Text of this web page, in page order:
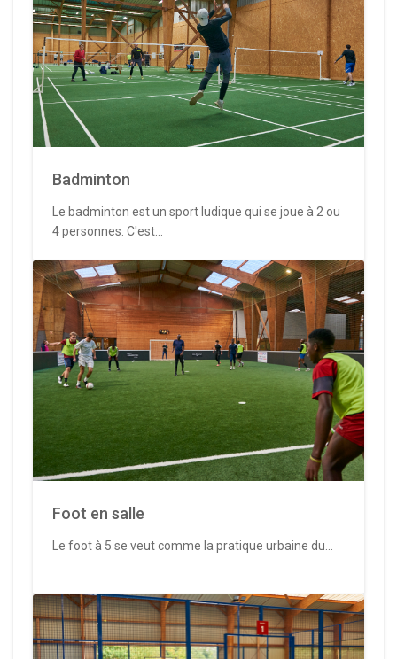
Badminton
Le badminton est un sport ludique qui se joue à 2 ou
4 personnes. C'est...
Foot en salle
Le foot à 5 se veut comme la pratique urbaine du...